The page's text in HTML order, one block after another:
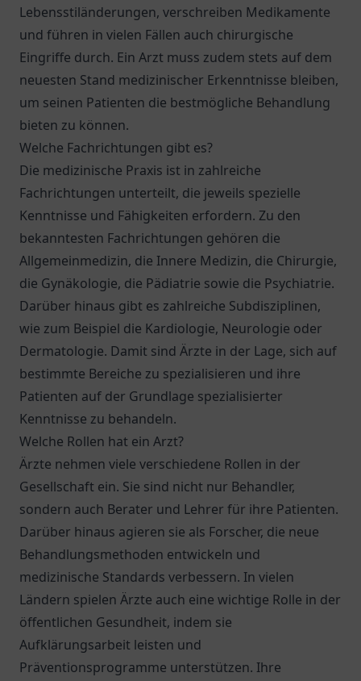
Lebensstiländerungen, verschreiben Medikamente
und führen in vielen Fällen auch chirurgische
Eingriffe durch. Ein Arzt muss zudem stets auf dem
neuesten Stand medizinischer Erkenntnisse bleiben,
um seinen Patienten die bestmögliche Behandlung
bieten zu können.
Welche Fachrichtungen gibt es?
Die medizinische Praxis ist in zahlreiche
Fachrichtungen unterteilt, die jeweils spezielle
Kenntnisse und Fähigkeiten erfordern. Zu den
bekanntesten Fachrichtungen gehören die
Allgemeinmedizin, die Innere Medizin, die Chirurgie,
die Gynäkologie, die Pädiatrie sowie die Psychiatrie.
Darüber hinaus gibt es zahlreiche Subdisziplinen,
wie zum Beispiel die Kardiologie, Neurologie oder
Dermatologie. Damit sind Ärzte in der Lage, sich auf
bestimmte Bereiche zu spezialisieren und ihre
Patienten auf der Grundlage spezialisierter
Kenntnisse zu behandeln.
Welche Rollen hat ein Arzt?
Ärzte nehmen viele verschiedene Rollen in der
Gesellschaft ein. Sie sind nicht nur Behandler,
sondern auch Berater und Lehrer für ihre Patienten.
Darüber hinaus agieren sie als Forscher, die neue
Behandlungsmethoden entwickeln und
medizinische Standards verbessern. In vielen
Ländern spielen Ärzte auch eine wichtige Rolle in der
öffentlichen Gesundheit, indem sie
Aufklärungsarbeit leisten und
Präventionsprogramme unterstützen. Ihre